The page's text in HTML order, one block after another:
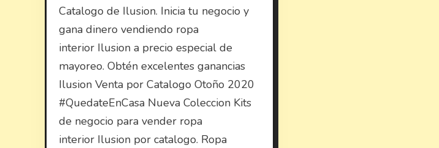
Catalogo de Ilusion. Inicia tu negocio y
gana dinero vendiendo ropa
interior Ilusion a precio especial de
mayoreo. Obtén excelentes ganancias
Ilusion Venta por Catalogo Otoño 2020
#QuedateEnCasa Nueva Coleccion Kits
de negocio para vender ropa
interior Ilusion por catalogo. Ropa